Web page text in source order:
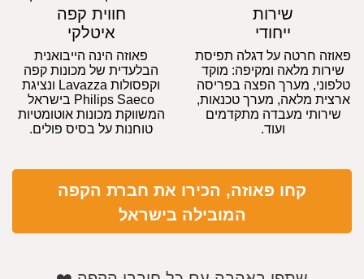
שירות
ייחודי
פאוזה חרטה על דגלה תפיסת
שירות מלאה ומקיפה: מוקד
טלפוני, מערך הפצה בפריסה
ארצית מלאה, מערך טכנאות,
שירותי מעבדה מתקדמים
ועוד.
חווית קפה
איטלקי
פאוזה הינה הייבואנית
הבלעדית של מכונות קפה
וקפסולות Lavazza ונציגת
Philips Saeco בישראל
המשווקת מכונות אוטומטיות
טוחנות על בסיס פולים.
קחו פאוזה, הכירו את חברת הקפה
המובילה בישראל